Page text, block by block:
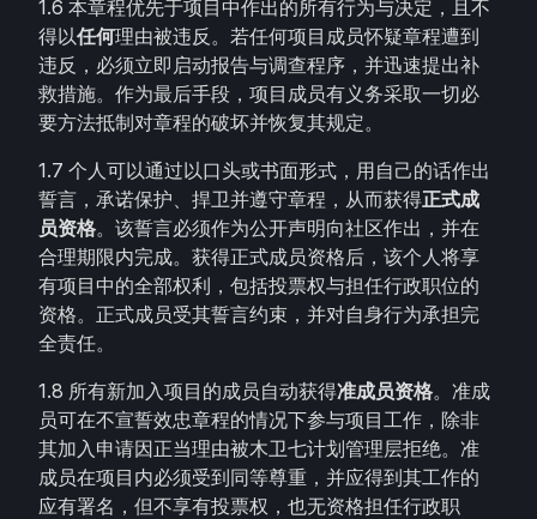
1.6 本章程优先于项目中作出的所有行为与决定，且不
得以任何理由被违反。若任何项目成员怀疑章程遭到
违反，必须立即启动报告与调查程序，并迅速提出补
救措施。作为最后手段，项目成员有义务采取一切必
要方法抵制对章程的破坏并恢复其规定。
1.7 个人可以通过以口头或书面形式，用自己的话作出
誓言，承诺保护、捍卫并遵守章程，从而获得正式成
员资格。该誓言必须作为公开声明向社区作出，并在
合理期限内完成。获得正式成员资格后，该个人将享
有项目中的全部权利，包括投票权与担任行政职位的
资格。正式成员受其誓言约束，并对自身行为承担完
全责任。
1.8 所有新加入项目的成员自动获得准成员资格。准成
员可在不宣誓效忠章程的情况下参与项目工作，除非
其加入申请因正当理由被木卫七计划管理层拒绝。准
成员在项目内必须受到同等尊重，并应得到其工作的
应有署名，但不享有投票权，也无资格担任行政职